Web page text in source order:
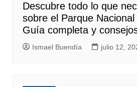
Descubre todo lo que
sobre el Parque Nacional
Guía completa y
Ismael Buendía julio 12,